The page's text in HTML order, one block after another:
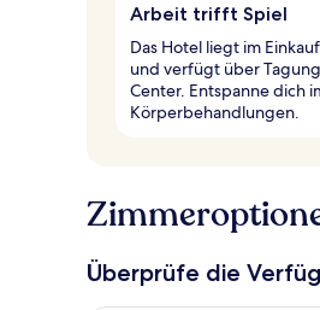
Arbeit trifft Spiel
Das Hotel liegt im
und verfügt über
Center. Entspanne dich
Körperbehandlungen.
Überprüfe die